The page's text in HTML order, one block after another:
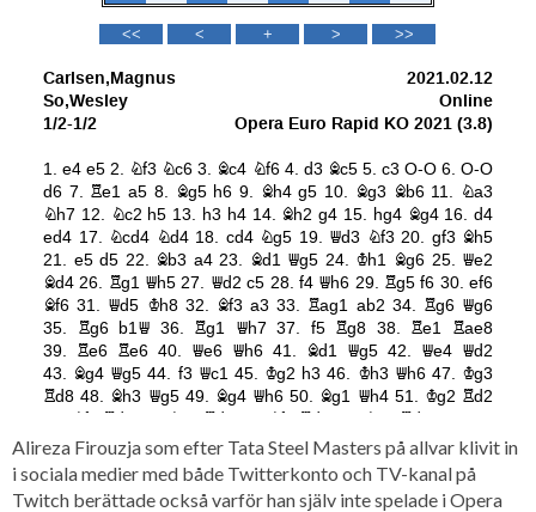
Alireza Firouzja som efter Tata Steel Masters på allvar klivit in
i sociala medier med både Twitterkonto och TV-kanal på
Twitch berättade också varför han själv inte spelade i Opera